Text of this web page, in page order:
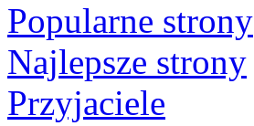
Popularne strony
Najlepsze strony
Przyjaciele